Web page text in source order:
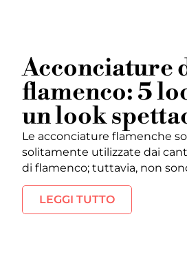
Acconciature
flamenco: 5
un look
Le acconciature flamenche
solitamente utilizzate dai
di flamenco; tuttavia, non
LEGGI TUTTO